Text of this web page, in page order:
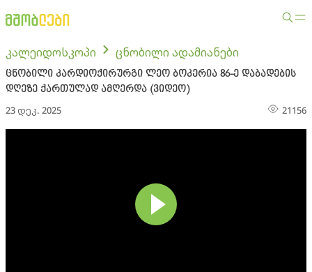
კალეიდოსკოპი ცნობილი ადამიანები
ცნობილი კარდიოქირურგი ლეო ბოკერია 86-ე დაბადების
დღეზე ქართულად ამღერდა (ვიდეო)
23 დეკ. 2025 21156